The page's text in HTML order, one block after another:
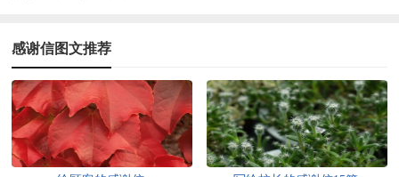
感谢信图文推荐